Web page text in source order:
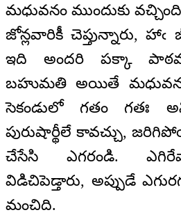
మధువనం ముందుకు
జోన్లవారికీ చెప్తున్నారు,
ఇది అందరి పక్కా
బహుమతి అయితే
సెకండులో గతం గతః
పురుషార్థీలే కావచ్చు,
చేసేసి ఎగరండి.
విడిచిపెడ్తారు, అప్పుడే
మంచిది.